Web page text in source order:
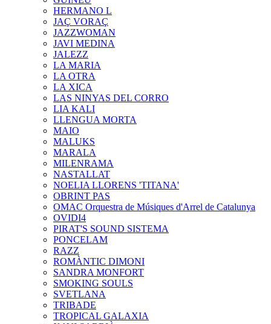
HERMANO L
JAÇ VORAÇ
JAZZWOMAN
JAVI MEDINA
JALEZZ
LA MARIA
LA OTRA
LA XICA
LAS NINYAS DEL CORRO
LIA KALI
LLENGUA MORTA
MAIO
MALUKS
MARALA
MILENRAMA
NASTALLAT
NOELIA LLORENS 'TITANA'
OBRINT PAS
OMAC Orquestra de Músiques d'Arrel de Catalunya
OVIDI4
PIRAT'S SOUND SISTEMA
PONCELAM
RAZZ
ROMÀNTIC DIMONI
SANDRA MONFORT
SMOKING SOULS
SVETLANA
TRIBADE
TROPICAL GALAXIA